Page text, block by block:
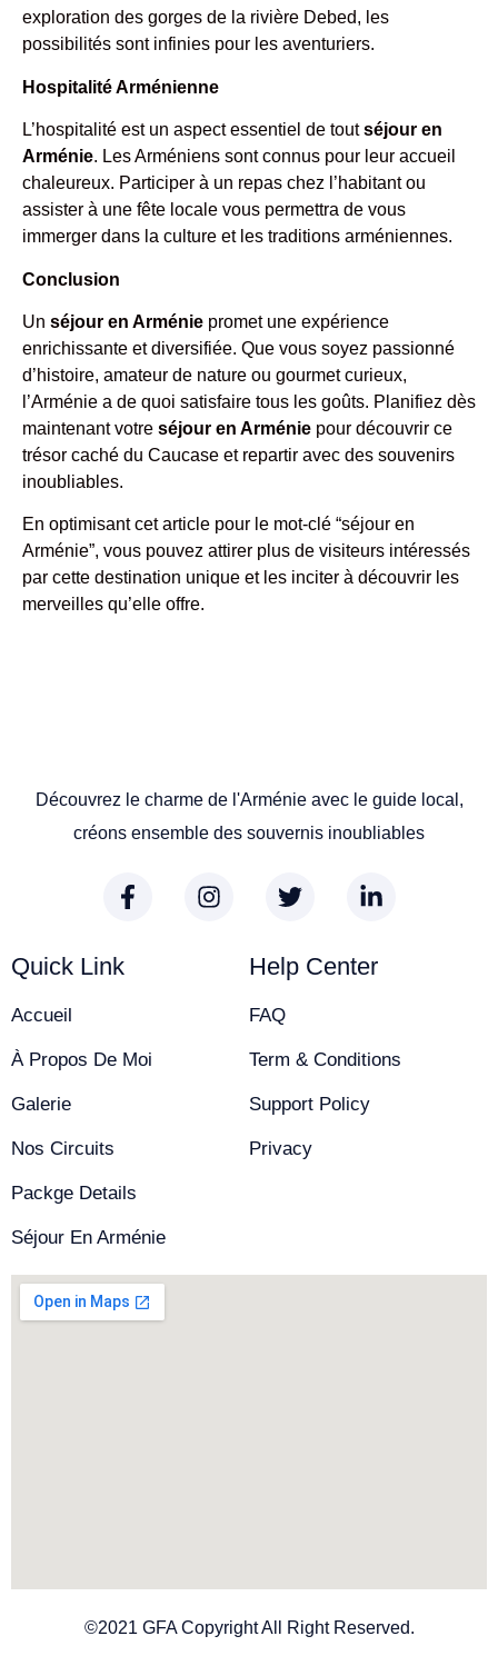
exploration des gorges de la rivière Debed, les
possibilités sont infinies pour les aventuriers.
Hospitalité Arménienne
L’hospitalité est un aspect essentiel de toutséjour en
Arménie. Les Arméniens sont connus pour leur accueil
chaleureux. Participer à un repas chez l’habitant ou
assister à une fête locale vous permettra de vous
immerger dans la culture et les traditions arméniennes.
Conclusion
Un séjour en Arménie promet une expérience
enrichissante et diversifiée. Que vous soyez passionné
d’histoire, amateur de nature ou gourmet curieux,
l’Arménie a de quoi satisfaire tous les goûts. Planifiez dès
maintenant votre séjour en Arménie pour découvrir ce
trésor caché du Caucase et repartir avec des souvenirs
inoubliables.
En optimisant cet article pour le mot-clé “séjour en
Arménie”, vous pouvez attirer plus de visiteurs intéressés
par cette destination unique et les inciter à découvrir les
merveilles qu’elle offre.
Découvrez le charme de l'Arménie avec le guide local,
créons ensemble des souvernis inoubliables
Quick Link
Accueil
À Propos De Moi
Galerie
Nos Circuits
Packge Details
Séjour En Arménie
Help Center
FAQ
Term & Conditions
Support Policy
Privacy
©2021 GFA Copyright All Right Reserved.